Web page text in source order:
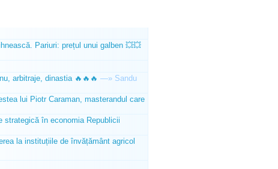
Pariuri: prețul unui galben 💥💥
arbitraje, dinastia 🔥🔥🔥 —» Sandu
lui Piotr Caraman, masterandul care
strategică în economia Republicii
la instituțiile de învățământ agricol